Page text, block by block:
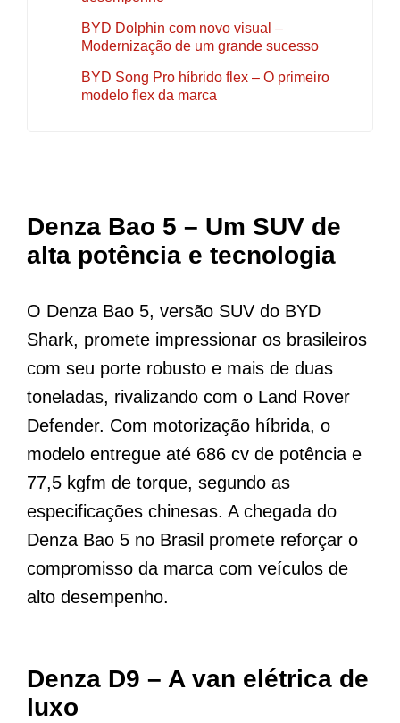
BYD Dolphin com novo visual –
Modernização de um grande sucesso
BYD Song Pro híbrido flex – O primeiro
modelo flex da marca
Denza Bao 5 – Um SUV de
alta potência e tecnologia
O Denza Bao 5, versão SUV do BYD
Shark, promete impressionar os brasileiros
com seu porte robusto e mais de duas
toneladas, rivalizando com o Land Rover
Defender. Com motorização híbrida, o
modelo entregue até 686 cv de potência e
77,5 kgfm de torque, segundo as
especificações chinesas. A chegada do
Denza Bao 5 no Brasil promete reforçar o
compromisso da marca com veículos de
alto desempenho.
Denza D9 – A van elétrica de
luxo